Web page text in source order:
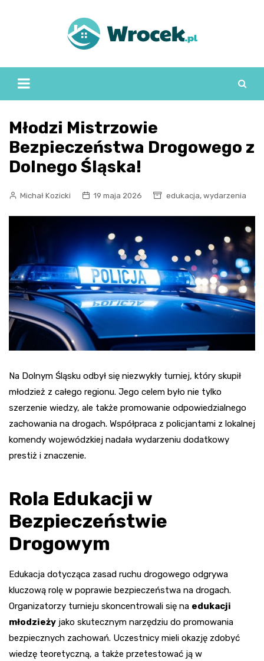
Młodzi Mistrzowie
Bezpieczeństwa Drogowego z
Dolnego Śląska!
Michał Kozicki 19 maja 2026 edukacja, wydarzenia
Na Dolnym Śląsku odbył się niezwykły turniej, który skupił
młodzież z całego regionu. Jego celem było nie tylko
szerzenie wiedzy, ale także promowanie odpowiedzialnego
zachowania na drogach. Współpraca z policjantami z lokalnej
komendy wojewódzkiej nadała wydarzeniu dodatkowy
prestiż i znaczenie.
Rola Edukacji w
Bezpieczeństwie
Drogowym
Edukacja dotycząca zasad ruchu drogowego odgrywa
kluczową rolę w poprawie bezpieczeństwa na drogach.
Organizatorzy turnieju skoncentrowali się na edukacji
młodzieży jako skutecznym narzędziu do promowania
bezpiecznych zachowań. Uczestnicy mieli okazję zdobyć
wiedzę teoretyczną, a także przetestować ją w